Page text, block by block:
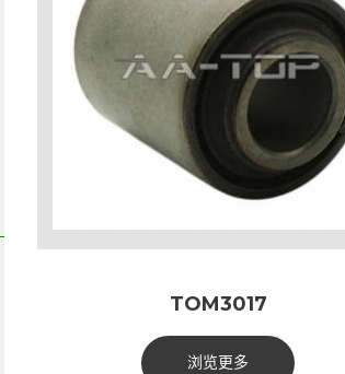
TOM3017
浏览更多